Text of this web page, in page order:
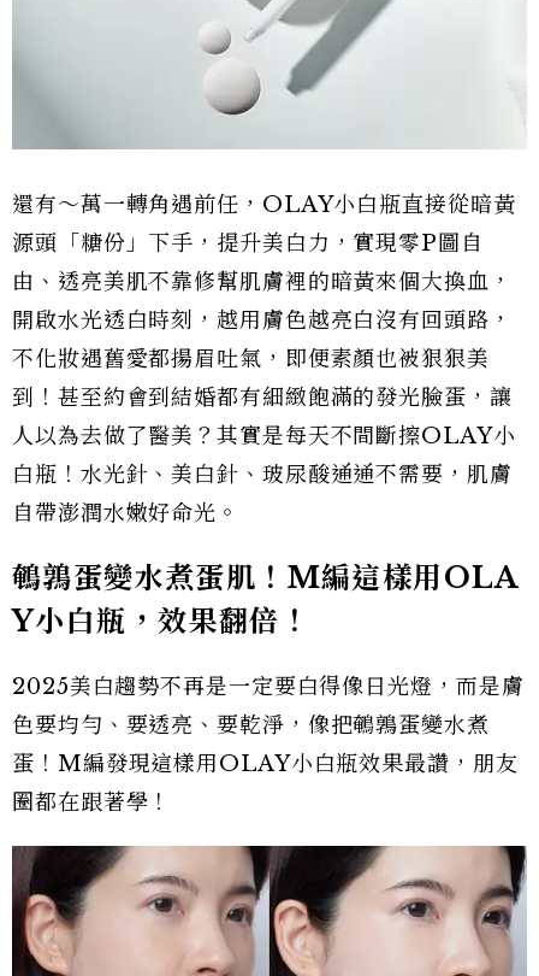
還有～萬一轉角遇前任，OLAY小白瓶直接從暗黃
源頭「糖份」下手，提升美白力，實現零P圖自
由、透亮美肌不靠修幫肌膚裡的暗黃來個大換血，
開啟水光透白時刻，越用膚色越亮白沒有回頭路，
不化妝遇舊愛都揚眉吐氣，即便素顏也被狠狠美
到！甚至約會到結婚都有細緻飽滿的發光臉蛋，讓
人以為去做了醫美？其實是每天不間斷擦OLAY小
白瓶！水光針、美白針、玻尿酸通通不需要，肌膚
自帶澎潤水嫩好命光。
鵪鶉蛋變水煮蛋肌！M編這樣用OLA
Y小白瓶，效果翻倍！
2025美白趨勢不再是一定要白得像日光燈，而是膚
色要均勻、要透亮、要乾淨，像把鵪鶉蛋變水煮
蛋！M編發現這樣用OLAY小白瓶效果最讚，朋友
圈都在跟著學！